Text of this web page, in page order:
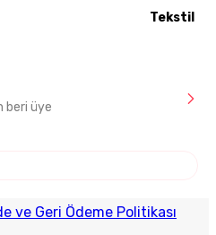
Tekstil
beri üye
ve Geri Ödeme Politikası